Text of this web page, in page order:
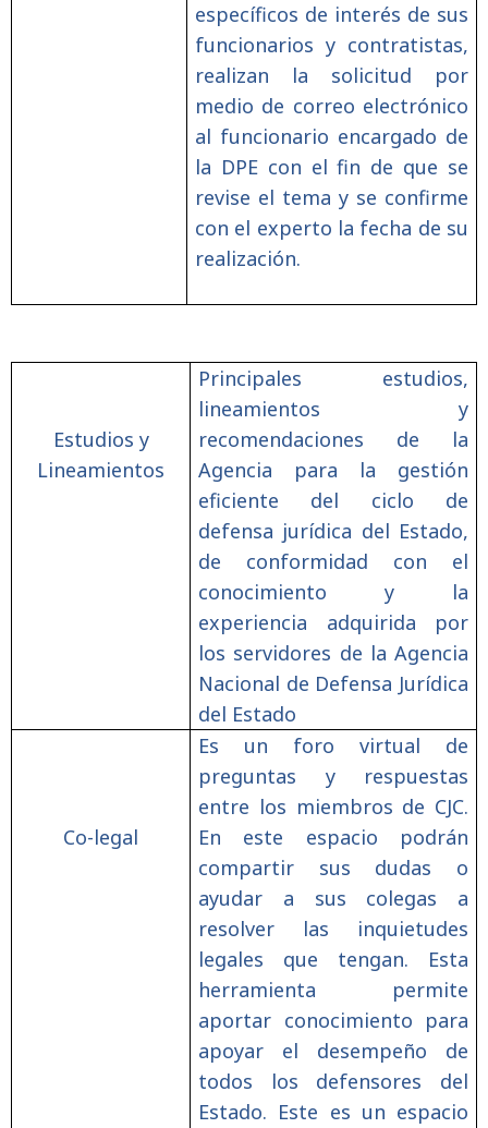
específicos de interés de sus
funcionarios y contratistas,
realizan la solicitud por
medio de correo electrónico
al funcionario encargado de
la DPE con el fin de que se
revise el tema y se confirme
con el experto la fecha de su
realización.
Estudios y
Lineamientos
Principales estudios,
lineamientos y
recomendaciones de la
Agencia para la gestión
eficiente del ciclo de
defensa jurídica del Estado,
de conformidad con el
conocimiento y la
experiencia adquirida por
los servidores de la Agencia
Nacional de Defensa Jurídica
del Estado
Co-legal
Es un foro virtual de
preguntas y respuestas
entre los miembros de CJC.
En este espacio podrán
compartir sus dudas o
ayudar a sus colegas a
resolver las inquietudes
legales que tengan. Esta
herramienta permite
aportar conocimiento para
apoyar el desempeño de
todos los defensores del
Estado. Este es un espacio